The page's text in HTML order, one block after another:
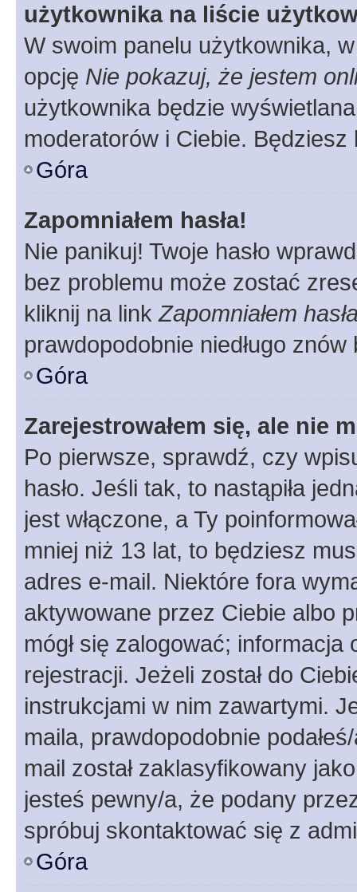
użytkownika na liście
W swoim panelu użytkownika,
opcję Nie pokazuj, że jestem
użytkownika będzie
moderatorów i Ciebie.
Góra
Zapomniałem hasła!
Nie panikuj! Twoje hasło
bez problemu może zostać
kliknij na linkZapomniałem
prawdopodobnie niedługo
Góra
Zarejestrowałem się, ale nie
Po pierwsze, sprawdź, czy
hasło. Jeśli tak, to nastąpiła
jest włączone, a Ty
mniej niż 13 lat, to będziesz
adres e-mail. Niektóre fora
aktywowane przez Ciebie albo
mógł się zalogować;
rejestracji. Jeżeli został do
instrukcjami w nim zawartymi.
maila, prawdopodobnie
mail został zaklasyfikowany
jesteś pewny/a, że podany
spróbuj skontaktować się z
Góra